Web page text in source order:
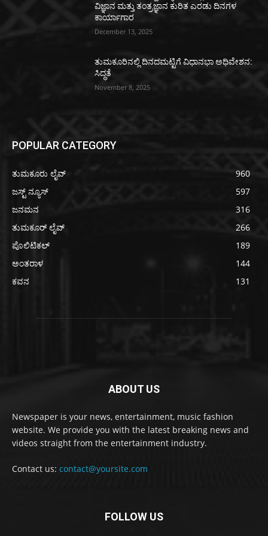
ವಿಜ್ಞಾನ ಮತ್ತು ತಂತ್ರಜ್ಞಾನ ಕುರಿತ ಎರಡು ದಿನಗಳ
ಕಾರ್ಯಾಗಾರ
December 13, 2025
ತುಮಕೂರಿನಲ್ಲಿ ದಿನದಮಟ್ಟಿಗೆ ವಿಧಾನಭಾ ಅಧಿವೇಶನ:
ಸಿದ್ಧತೆ
November 8, 2025
POPULAR CATEGORY
ತುಮಕೂರು ಲೈವ್
960
ಜಸ್ಟ್ ನ್ಯೂಸ್
597
ಜನಮನ
316
ತುಮಕೂರ್ ಲೈವ್
266
ಪೊಲಿಟಿಕಲ್
189
ಅಂತರಾಳ
144
ಕವನ
131
ABOUT US
Newspaper is your news, entertainment, music fashion
website. We provide you with the latest breaking news and
videos straight from the entertainment industry.
Contact us: contact@yoursite.com
FOLLOW US